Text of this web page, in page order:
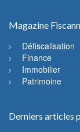
Magazine
Défiscalisation
Finance
Immobilier
Patrimoine
Derniers articles